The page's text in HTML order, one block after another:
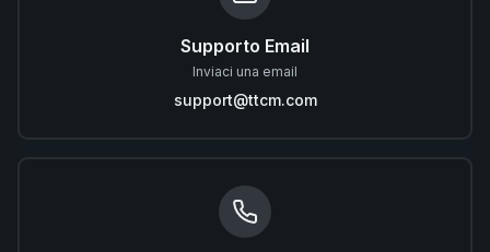
Supporto Email
Inviaci una email
support@ttcm.com